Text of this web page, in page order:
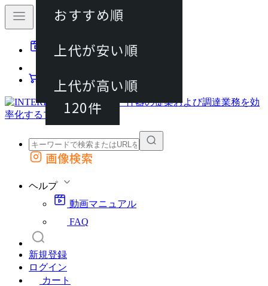
動画マニュアル
カート
外部サイトの商品をカートに追加
画像検索
ヘルプ
動画マニュアル
FAQ
新規登録
ログイン
カート
120件
おすすめ順
上代が安い順
上代が高い順